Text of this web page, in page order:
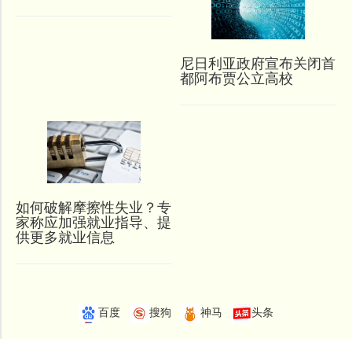
尼日利亚政府宣布关闭首
都阿布贾公立高校
如何破解摩擦性失业？专
家称应加强就业指导、提
供更多就业信息
百度 搜狗 神马 头条